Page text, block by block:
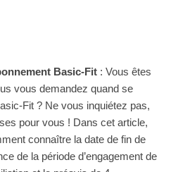
Basic-Fit : Vous êtes
vous demandez quand se
Fit ? Ne vous inquiétez pas,
pour vous ! Dans cet article,
connaître la date de fin de
de la période d’engagement de